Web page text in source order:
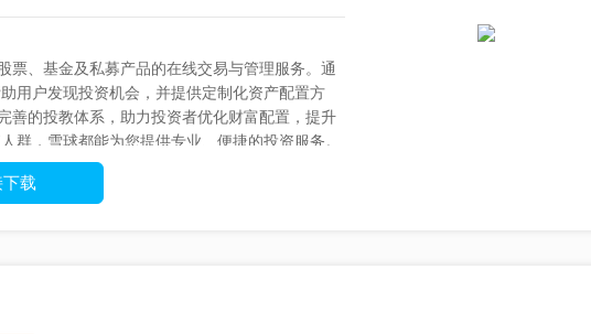
票、基金及私募产品的在线交易与管理服务。通
用户发现投资机会，并提供定制化资产配置方
善的投教体系，助力投资者优化财富配置，提升
群，雪球都能为您提供专业、便捷的投资服务。
载